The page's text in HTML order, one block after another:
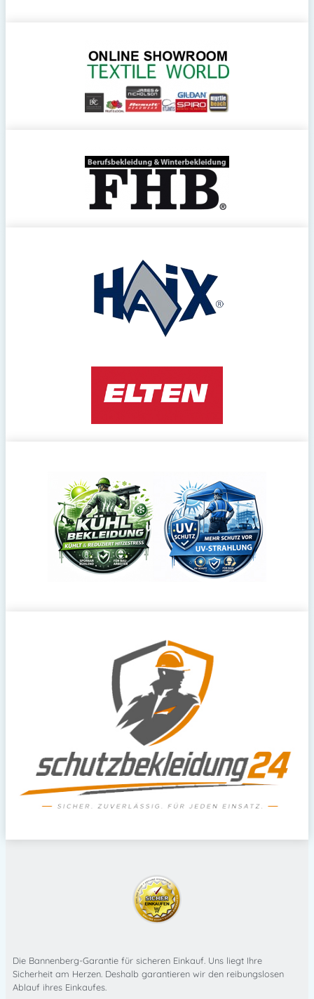
Die Bannenberg-Garantie für sicheren Einkauf. Uns liegt Ihre
Sicherheit am Herzen. Deshalb garantieren wir den reibungslosen
Ablauf ihres Einkaufes.